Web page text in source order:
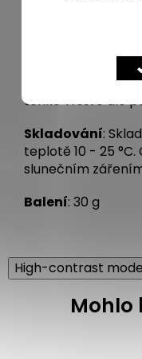
CAPRYLYL
CARBOMER,
Doporučené
tenké vrstvě dle
Skladování:
teplotě 10 - 25
slunečním
Balení: 30 g
High-contrast mode
Mohlo